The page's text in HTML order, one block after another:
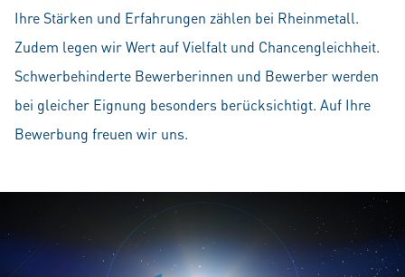
Ihre Stärken und Erfahrungen zählen bei Rheinmetall.
Zudem legen wir Wert auf Vielfalt und Chancengleichheit.
Schwerbehinderte Bewerberinnen und Bewerber werden
bei gleicher Eignung besonders berücksichtigt. Auf Ihre
Bewerbung freuen wir uns.